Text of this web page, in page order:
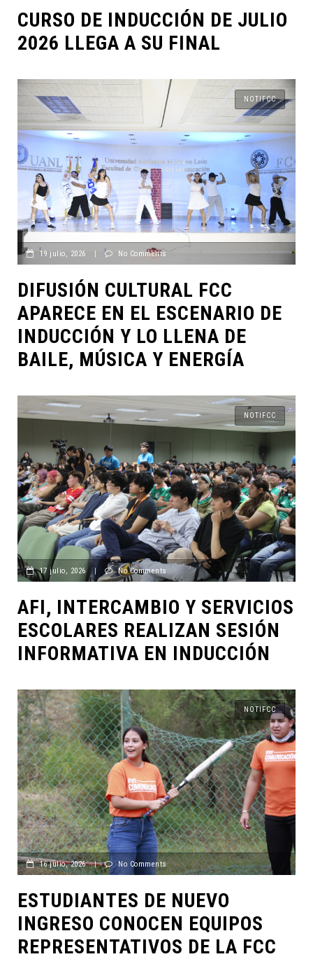
CURSO DE INDUCCIÓN DE JULIO
2026 LLEGA A SU FINAL
NOTIFCC
19 julio, 2026 No Comments
DIFUSIÓN CULTURAL FCC
APARECE EN EL ESCENARIO DE
INDUCCIÓN Y LO LLENA DE
BAILE, MÚSICA Y ENERGÍA
NOTIFCC
17 julio, 2026 | No Comments
AFI, INTERCAMBIO Y SERVICIOS
ESCOLARES REALIZAN SESIÓN
INFORMATIVA EN INDUCCIÓN
NOTIFCC
16 julio, 2026 | No Comments
ESTUDIANTES DE NUEVO
INGRESO CONOCEN EQUIPOS
REPRESENTATIVOS DE LA FCC